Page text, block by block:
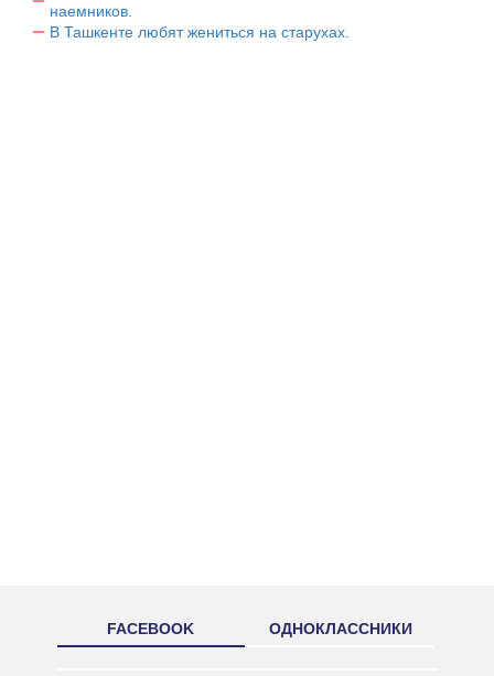
наемников.
В Ташкенте любят жениться на старухах.
FACEBOOK ОДНОКЛАССНИКИ